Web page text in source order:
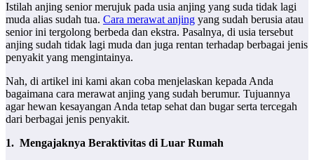
Istilah anjing senior merujuk pada usia anjing yang suda tidak lagi
muda alias sudah tua. Cara merawat anjing yang sudah berusia atau
senior ini tergolong berbeda dan ekstra. Pasalnya, di usia tersebut
anjing sudah tidak lagi muda dan juga rentan terhadap berbagai jenis
penyakit yang mengintainya.
Nah, di artikel ini kami akan coba menjelaskan kepada Anda
bagaimana cara merawat anjing yang sudah berumur. Tujuannya
agar hewan kesayangan Anda tetap sehat dan bugar serta tercegah
dari berbagai jenis penyakit.
1. Mengajaknya Beraktivitas di Luar Rumah